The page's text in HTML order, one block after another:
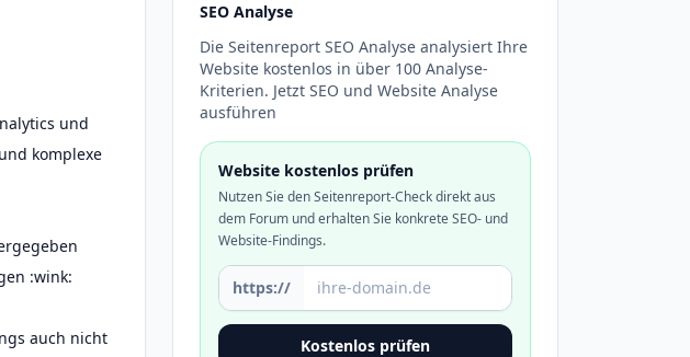
und
komplexe
:wink:
auch nicht
SEO Analyse
Die Seitenreport SEO Analyse analysiert Ihre
Website kostenlos in über 100 Analyse-
Kriterien. Jetzt SEO und Website Analyse
ausführen
Website kostenlos prüfen
Nutzen Sie den Seitenreport-Check direkt aus
dem Forum und erhalten Sie konkrete SEO- und
Website-Findings.
Domain oder URL
https://
Kostenlos prüfen